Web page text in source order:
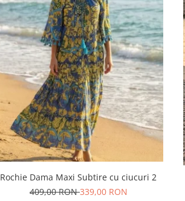
Rochie Dama Maxi Subtire cu ciucuri 2
409,00 RON339,00 RON